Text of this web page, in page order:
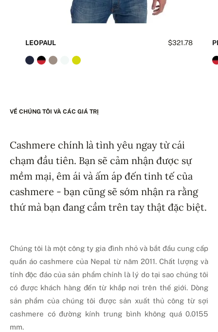
$321.78
LEOPAUL
VỀ CHÚNG TÔI VÀ CÁC GIÁ TRỊ
Cashmere chính là tình yêu ngay từ cái
chạm đầu tiên. Bạn sẽ cảm nhận được sự
mềm mại, êm ái và ấm áp đến tinh tế của
cashmere - bạn cũng sẽ sớm nhận ra rằng
thứ mà bạn đang cầm trên tay thật đặc biệt.
Chúng tôi là một công ty gia đình nhỏ và bắt đầu cung cấp
quần áo cashmere của Nepal từ năm 2011. Chất lượng và
tính độc đáo của sản phẩm chính là lý do tại sao chúng tôi
có được khách hàng đến từ khắp nơi trên thế giới. Dòng
sản phẩm của chúng tôi được sản xuất thủ công từ sợi
cashmere có đường kính trung bình không quá 0.0155
mm.